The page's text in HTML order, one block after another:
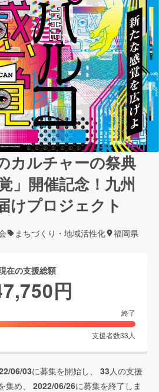
カルチャーの祭典
」開催記念！九州
けプロジェクト
まちづくり・地域活性化 福岡県
在の支援総額
円
終了
支援者数33 人
06/03に募集を開始し、 33 人の支援
集め、 2022/06/26に募集を終了しま